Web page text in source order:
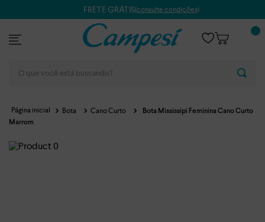
FRETE GRÁTIS(consulte condições)
Bota Cano Curto
Bota Mississipi Feminina Cano Curto
Marrom